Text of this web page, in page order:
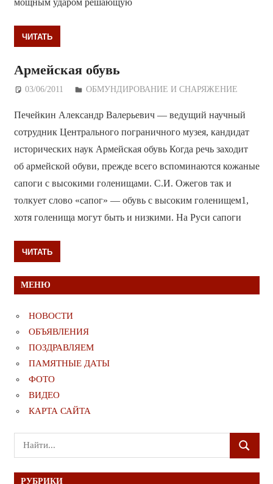
мощным ударом решающую
ЧИТАТЬ
Aрмейская обувь
03/06/2011 Дежурный по Редакции
ОБМУНДИРОВАНИЕ И СНАРЯЖЕНИЕ
Печейкин Александр Валерьевич — ведущий научный
сотрудник Центрального пограничного музея, кандидат
исторических наук Aрмейская обувь Когда речь заходит
об армейской обуви, прежде всего вспоминаются кожаные
сапоги с высокими голенищами. С.И. Ожегов так и
толкует слово «сапог» — обувь с высоким голенищем1,
хотя голенища могут быть и низкими. На Руси сапоги
ЧИТАТЬ
МЕНЮ
НОВОСТИ
ОБЪЯВЛЕНИЯ
ПОЗДРАВЛЯЕМ
ПАМЯТНЫЕ ДАТЫ
ФОТО
ВИДЕО
КАРТА САЙТА
Поиск
для:
ПОИСК
РУБРИКИ